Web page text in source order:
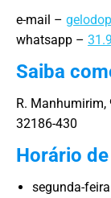
e-mail –
whatsapp –
Saiba
R. Manhumirim,
32186-430
Horário
segunda-